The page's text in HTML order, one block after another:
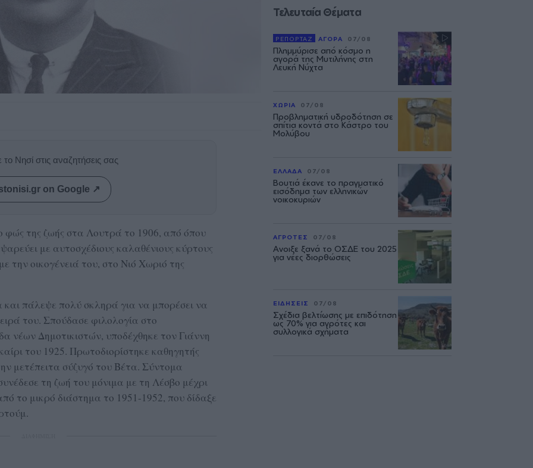
Νησί στις αναζητήσεις σας
on Google ↗
της ζωής στα Λουτρά το 1906, από όπου
με αυτοσχέδιους καλαθένιους κύρτους
την οικογένειά του, στο Νιό Χωριό της
και πάλεψε πολύ σκληρά για να μπορέσει να
του. Σπούδασε φιλολογία στο
νέων Δημοτικιστών, υποδέχθηκε τον Γιάννη
του 1925. Πρωτοδιορίστηκε καθηγητής
μετέπειτα σύζυγό του Βέτα. Σύντομα
τη ζωή του μόνιμα με τη Λέσβο μέχρι
το μικρό διάστημα το 1951-1952, που δίδαξε
Τελευταία Θέματα
ΡΕΠΟΡΤΑΖ ΑΓΟΡΑ 07/08
Πλημμύρισε από κόσμο η
αγορά της Μυτιλήνης στη
Λευκή Νύχτα
ΧΩΡΙΑ 07/08
Προβληματική υδροδότηση σε
σπίτια κοντά στο Κάστρο του
Μολύβου
ΕΛΛΑΔΑ 07/08
Βουτιά έκανε το πραγματικό
εισόδημα των ελληνικών
νοικοκυριών
ΑΓΡΟΤΕΣ 07/08
Ανοιξε ξανά το ΟΣΔΕ του 2025
για νέες διορθώσεις
ΕΙΔΗΣΕΙΣ 07/08
Σχέδια βελτίωσης με επιδότηση
ως 70% για αγρότες και
συλλογικά σχήματα